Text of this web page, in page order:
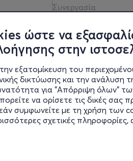
ώστε να
στην
εξατομίκευση του
δικτύωσης και την ανάλυση
για "Απόρριψη όλων"
να ορίσετε τις δικές σας
εάν συμφωνείτε με τη χρήση
σχετικές πληροφορίες,
Συνεργασία
Πολιτική απορρήτου
Νομική σημείωση
Blog
Οικονομικά στοιχεία
Πολιτικές Εταιρείας
Έκθεση Διαφάνειας